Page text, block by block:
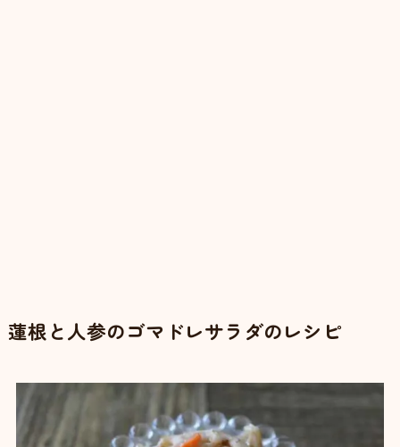
蓮根と人参のゴマドレサラダのレシピ